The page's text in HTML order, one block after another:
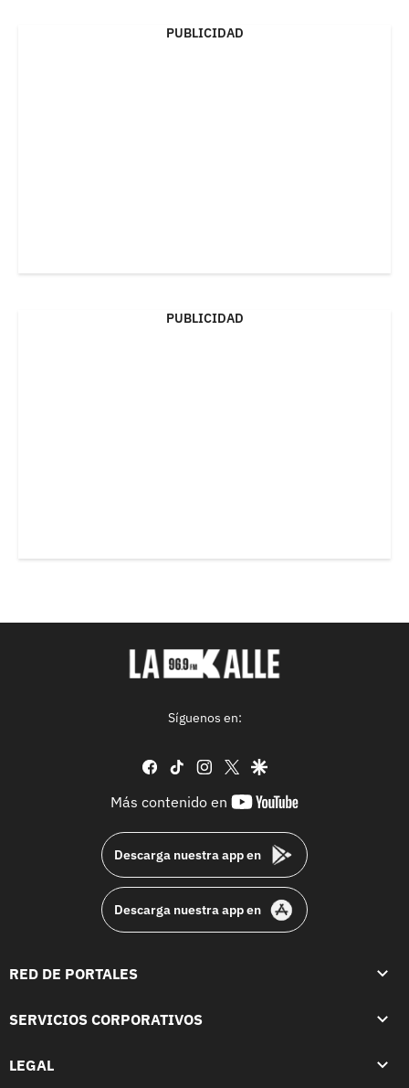
PUBLICIDAD
PUBLICIDAD
Síguenos en:
facebook
tiktok instagram
twittergoogle
Más contenido en
youtube-
Descarga nuestra app en
Descarga nuestra app en
RED DE PORTALES
SERVICIOS CORPORATIVOS
LEGAL